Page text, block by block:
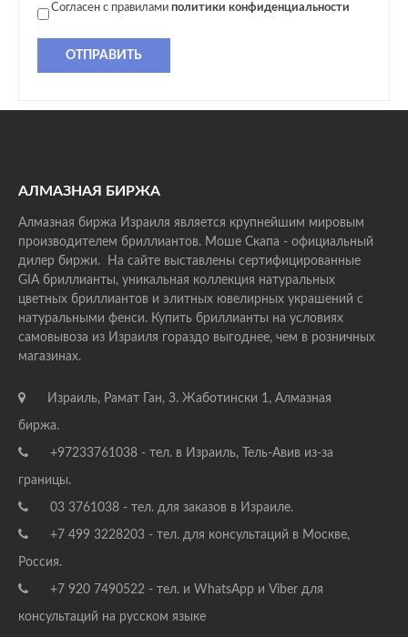
Согласен с правилами политики конфиденциальности
ОТПРАВИТЬ
АЛМАЗНАЯ БИРЖА
Алмазная биржа Израиля является крупнейшим мировым
производителем бриллиантов. Моше Скапа - официальный
дилер биржи. На сайте выставлены сертифицированные
GIA бриллианты, уникальная коллекция натуральных
цветных бриллиантов и элитных ювелирных украшений с
натуральными фенси. Купить бриллианты на условиях
самовывоза из Израиля гораздо выгоднее, чем в розничных
магазинах.
Израиль, Рамат Ган, З. Жаботински 1, Алмазная
биржа.
+97233761038 - тел. в Израиль, Тель-Авив из-за
границы.
03 3761038 - тел. для заказов в Израиле.
+7 499 3228203 - тел. для консультаций в Москве,
Россия.
+7 920 7490522 - тел. и WhatsApp и Viber для
консультаций на русском языке